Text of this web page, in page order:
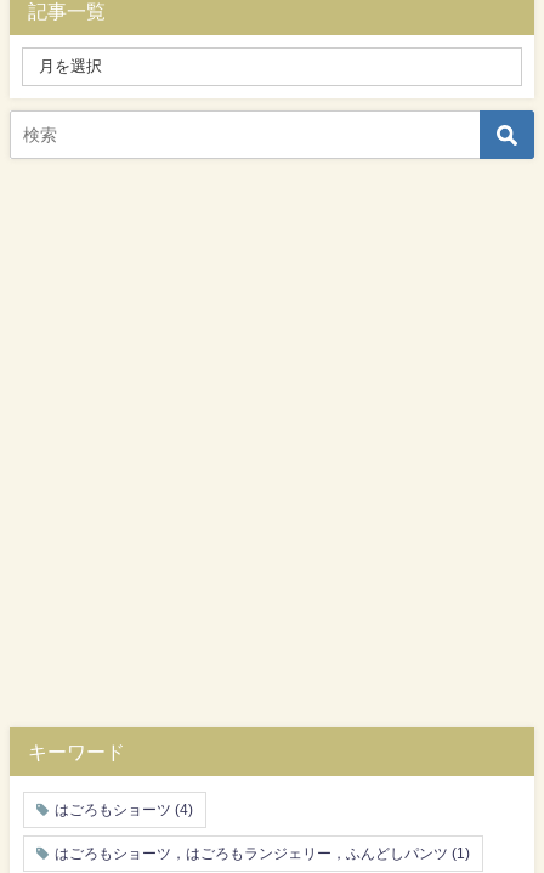
記事一覧
キーワード
はごろもショーツ (4)
はごろもショーツ，はごろもランジェリー，ふんどしパンツ (1)